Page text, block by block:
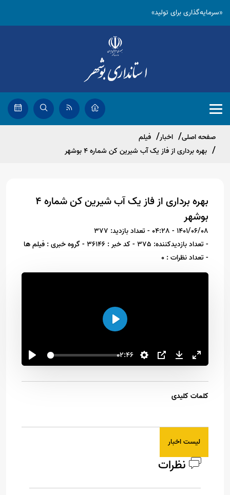
«سرمایه‌گذاری برای تولید»
صفحه اصلی اخبار
فیلم
بهره برداری از فاز یک آب شیرین کن شماره 4 بوشهر
بهره برداری از فاز یک آب شیرین کن شماره 4
بوشهر
1401/06/08 - 04:28
- تعداد بازدید: 377
- تعداد بازدیدکننده: 375
- کد خبر : 36146
- گروه خبری : فیلم ها
- تعداد نظرات : 0
02:46
اجرا
کلمات کلیدی
لیست اخبار
نظرات